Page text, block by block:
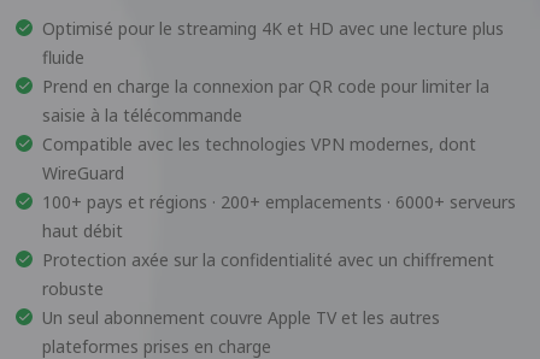
Optimisé pour le streaming 4K et HD avec une lecture plus
fluide
Prend en charge la connexion par QR code pour limiter la
saisie à la télécommande
Compatible avec les technologies VPN modernes, dont
WireGuard
100+ pays et régions · 200+ emplacements · 6000+ serveurs
haut débit
Protection axée sur la confidentialité avec un chiffrement
robuste
Un seul abonnement couvre Apple TV et les autres
plateformes prises en charge